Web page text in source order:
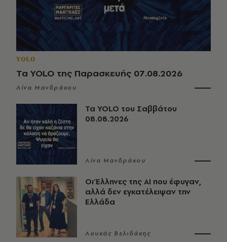
YOLO
Τα YOLO της Παρασκευής 07.08.2026
Λίνα Μανδράκου
Τα YOLO του Σαββάτου
08.08.2026
Λίνα Μανδράκου
Οι Έλληνες της ΑΙ που έφυγαν,
αλλά δεν εγκατέλειψαν την
Ελλάδα
Λουκάς Βελιδάκης